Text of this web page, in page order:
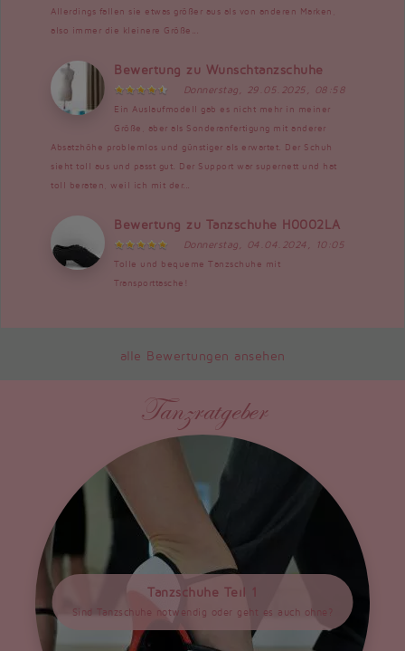
Allerdings fallen sie etwas größer aus als von anderen Marken,
also immer die kleinere Größe...
Bewertung zu Wunschtanzschuhe
Donnerstag, 29.05.2025, 08:58
Ein Auslaufmodell gab es nicht mehr in meiner
Größe, aber als Sonderanfertigung mit anderer
Absatzhöhe problemlos und günstiger als erwartet. Der Schuh
sieht toll aus und passt gut. Der Support war supernett und hat
toll beraten, weil ich mit der...
Bewertung zu Tanzschuhe H0002LA
Donnerstag, 04.04.2024, 10:05
Tolle und bequeme Tanzschuhe mit
Transporttasche!
alle Bewertungen ansehen
Tanzratgeber
Tanzschuhe Teil 1
Sind Tanzschuhe notwendig oder geht es auch ohne?